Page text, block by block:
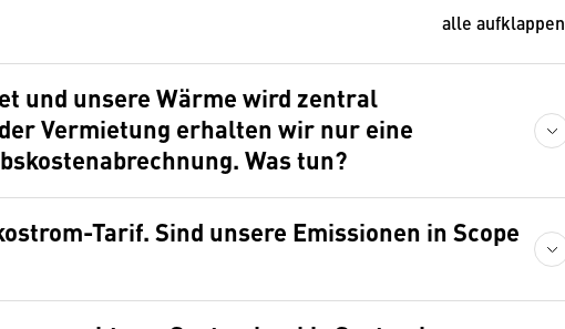
alle aufklappen
und unsere Wärme wird zentral
Vermietung erhalten wir nur eine
Was tun?
Tarif. Sind unsere Emissionen in Scope